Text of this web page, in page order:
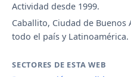
Actividad desde 1999.
Caballito, Ciudad de Buenos
todo el país y Latinoamérica.
SECTORES DE ESTA WEB